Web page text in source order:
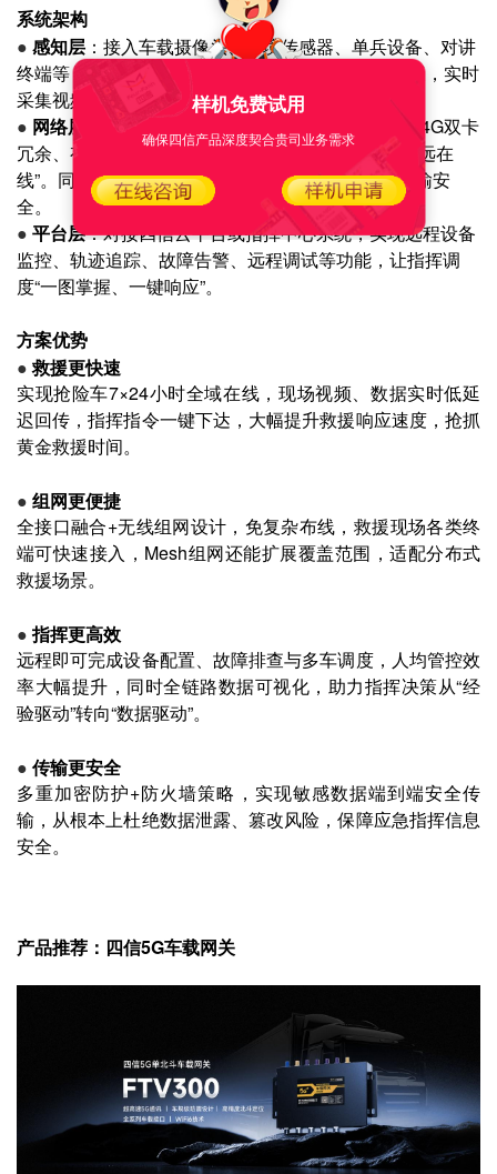
系统架构
● 感知层 ：接入车载摄像头、环境传感器、单兵设备、对讲
终端等，通过网口、串口、WiFi等多种方式统一汇聚，实时
采集视频、位置、环境数据。
● 网络层
：5G车载网关作为核心通信节点，支持5G/4G双卡
冗余、有线WAN备份，智能切换最优链路，保障“永远在
线”。同时内置VPN加密、防火墙策略，确保数据传输安
全。
● 平台层：对接四信云平台或指挥中心系统，实现远程设备
监控、轨迹追踪、故障告警、远程调试等功能，让指挥调
度“一图掌握、一键响应”。
方案优势
●救援更快速
实现抢险车7×24小时全域在线，现场视频、数据实时低延
迟回传，指挥指令一键下达，大幅提升救援响应速度，抢抓
黄金救援时间。
● 组网更便捷
全接口融合+无线组网设计，免复杂布线，救援现场各类终
端可快速接入，Mesh组网还能扩展覆盖范围，适配分布式
救援场景。
●指挥更高效
远程即可完成设备配置、故障排查与多车调度，人均管控效
率大幅提升，同时全链路数据可视化，助力指挥决策从“经
验驱动”转向“数据驱动”。
● 传输更安全
多重加密防护+防火墙策略，实现敏感数据端到端安全传
输，从根本上杜绝数据泄露、篡改风险，保障应急指挥信息
安全。
产品推荐：四信5G车载网关
样机免费试用
确保四信产品深度契合贵司业务需求